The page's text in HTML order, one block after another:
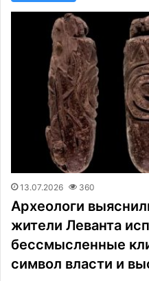
13.07.2026 360
Археологи
жители Леванта
бессмысленные
символ власти и